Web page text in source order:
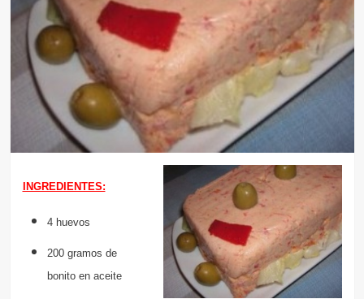
INGREDIENTES:
4 huevos
200 gramos de
bonito en aceite